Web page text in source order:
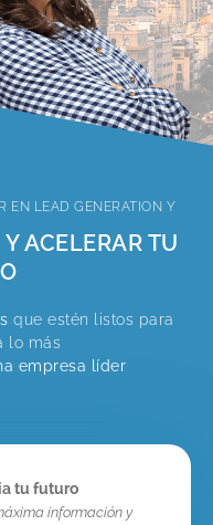
EN LEAD GENERATION Y
ACELERAR TU
que estén listos para
lo más
empresa líder
tu futuro
información y